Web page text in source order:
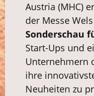
Austria (MHC)
der Messe
Sonderschau
Start-Ups und
Unternehmern
ihre
Neuheiten zu